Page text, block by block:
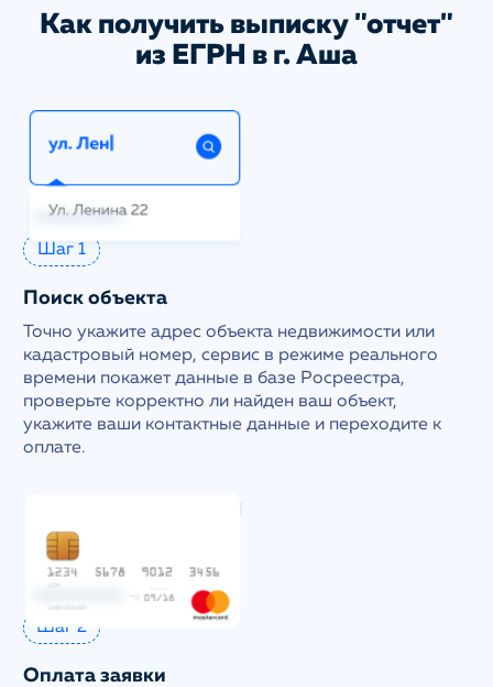
Как получить выписку "отчет"
из ЕГРН в г. Аша
Шаг 1
Поиск объекта
Точно укажите адрес объекта недвижимости или
кадастровый номер, сервис в режиме реального
времени покажет данные в базе Росреестра,
проверьте корректно ли найден ваш объект,
укажите ваши контактные данные и переходите к
оплате.
Шаг 2
Оплата заявки